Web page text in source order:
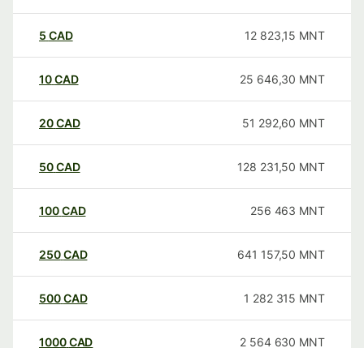
5 CAD 12 823,15 MNT
10CAD 25 646,30 MNT
20CAD 51 292,60 MNT
50CAD 128 231,50 MNT
100CAD 256 463 MNT
250CAD 641 157,50 MNT
500CAD 1 282 315 MNT
1000CAD 2 564 630 MNT